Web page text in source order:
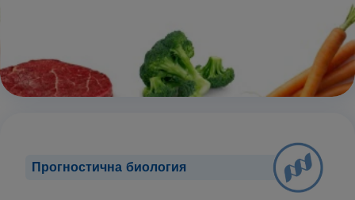
Прогностична биология